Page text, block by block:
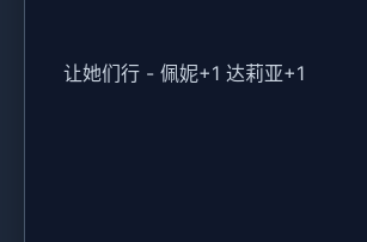
让她们行 - 佩妮+1 达莉亚+1